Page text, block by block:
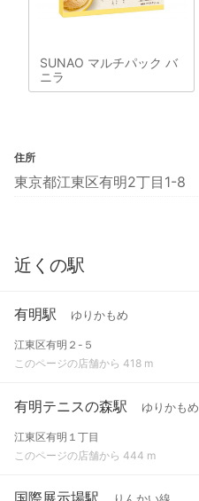
SUNAO マルチパック バ
ニラ
住所
東京都江東区有明2丁目1-8
近くの駅
有明駅 ゆりかもめ
江東区有明２-５
このページの店舗から 418 m
有明テニスの森駅 ゆりかもめ
江東区有明１丁目
このページの店舗から 444 m
国際展示場駅